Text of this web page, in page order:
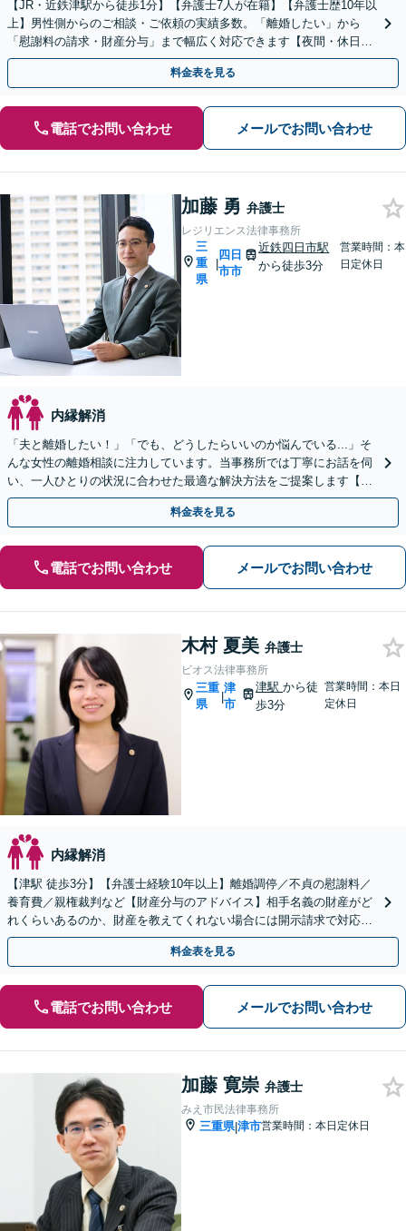
【JR・近鉄津駅から徒歩1分】【弁護士7人が在籍】【弁護士歴10年以
上】男性側からのご相談・ご依頼の実績多数。「離婚したい」から
「慰謝料の請求・財産分与」まで幅広く対応できます【夜間・休日の
相談可能】【LINEで相談予約】
料金表を見る
電話でお問い合わせ メールでお問い合わせ
加藤 勇 弁護士
レジリエンス法律事務所
三
重
県
|
四日
市市
近鉄四日市駅
から徒歩3分
営業時間：本
日定休日
内縁解消
「夫と離婚したい！」「でも、どうしたらいいのか悩んでいる...」そ
んな女性の離婚相談に注力しています。当事務所では丁寧にお話を伺
い、一人ひとりの状況に合わせた最適な解決方法をご提案します【選
べる料金プラン】【法テラス可】【近鉄四日市駅3分】
料金表を見る
電話でお問い合わせ メールでお問い合わせ
木村 夏美 弁護士
ビオス法律事務所
三重
県
|
津
市
津駅から徒
歩3分
営業時間：本日
定休日
内縁解消
【津駅 徒歩3分】【弁護士経験10年以上】離婚調停／不貞の慰謝料／
養育費／親権裁判など【財産分与のアドバイス】相手名義の財産がど
れくらいあるのか、財産を教えてくれない場合には開示請求で対応し
ます。お気軽にご相談ください。
料金表を見る
電話でお問い合わせ メールでお問い合わせ
加藤 寛崇 弁護士
みえ市民法律事務所
三重県|津市営業時間：本日定休日